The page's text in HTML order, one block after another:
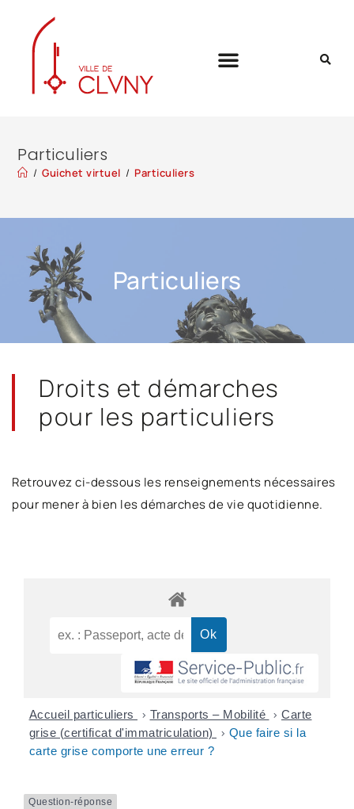
Particuliers
/ Guichet virtuel / Particuliers
Particuliers
Droits et démarches
pour les particuliers
Retrouvez ci-dessous les renseignements nécessaires
pour mener à bien les démarches de vie quotidienne.
Accueil particuliers > Transports – Mobilité > Carte
grise (certificat d'immatriculation)
> Que faire si la
carte grise comporte une erreur ?
Question-réponse